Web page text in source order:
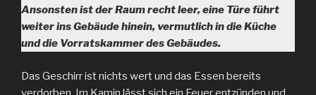
Ansonsten ist der Raum recht leer, eine Türe führt
weiter ins Gebäude hinein, vermutlich in die Küche
und die Vorratskammer des Gebäudes.
Das Geschirr ist nichts wert und das Essen bereits